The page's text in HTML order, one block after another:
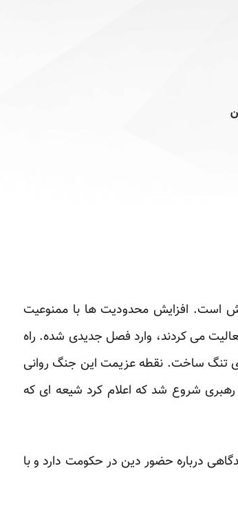
است. افزایش محدودیت ها با ممنوعیت
می کردند، وارد فصل جدیدی شده. راه
وی تنگ ساخت. نقطه عزیمت این جنگ روانی
رهبری شروع شد که اعلام کرد شیعه ای که
درباره حضور دین در حکومت دارد و با